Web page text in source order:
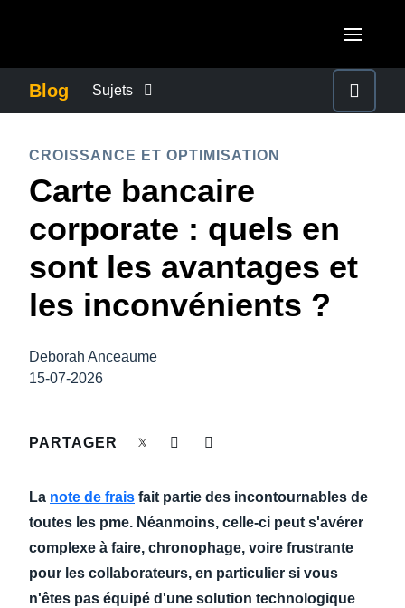
Canada (Français)
México (Español)
Brasil (Português)
United Kingdom (English)
France (Français)
Deutschland (Deutsch)
Italia (Italiano)
Finland (English)
España (Español)
Norway (English)
ASIA PACIFIC
Australia (English)
India (English)
日本（日本語)
Blog Sujets
CONTINUITÉ DES AFFAIRES
CONTRÔLE DES COÛTS DE L’ENTREPRISE
CROISSANCE ET OPTIMISATION
DÉVELOPPEMENT DURABLE
FRAUDE ET CONFORMITÉ
L’EXPÉRIENCE EMPLOYÉ
CROISSANCE ET OPTIMISATION
Carte bancaire
corporate : quels en
sont les avantages et
les inconvénients ?
Deborah Anceaume
15-07-2026
PARTAGER
La note de frais fait partie des incontournables de
toutes les pme. Néanmoins, celle-ci peut s'avérer
complexe à faire, chronophage, voire frustrante
pour les collaborateurs, en particulier si vous
n'êtes pas équipé d'une solution technologique